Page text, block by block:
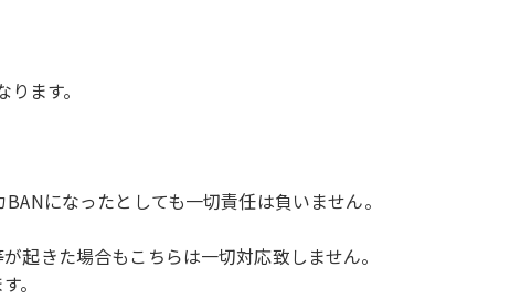
ます。
になったとしても一切責任は負いません。
起きた場合もこちらは一切対応致しません。
。